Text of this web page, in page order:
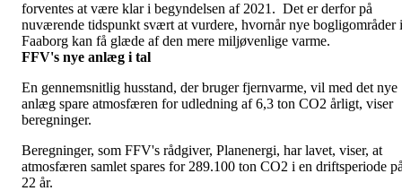
forventes at være klar i begyndelsen af 2021. Det er derfor på
nuværende tidspunkt svært at vurdere, hvornår nye bogligområder i
Faaborg kan få glæde af den mere miljøvenlige varme.
FFV's nye anlæg i tal
En gennemsnitlig husstand, der bruger fjernvarme, vil med det nye
anlæg spare atmosfæren for udledning af 6,3 ton CO2 årligt, viser
beregninger.
Beregninger, som FFV's rådgiver, Planenergi, har lavet, viser, at
atmosfæren samlet spares for 289.100 ton CO2 i en driftsperiode
22 år.